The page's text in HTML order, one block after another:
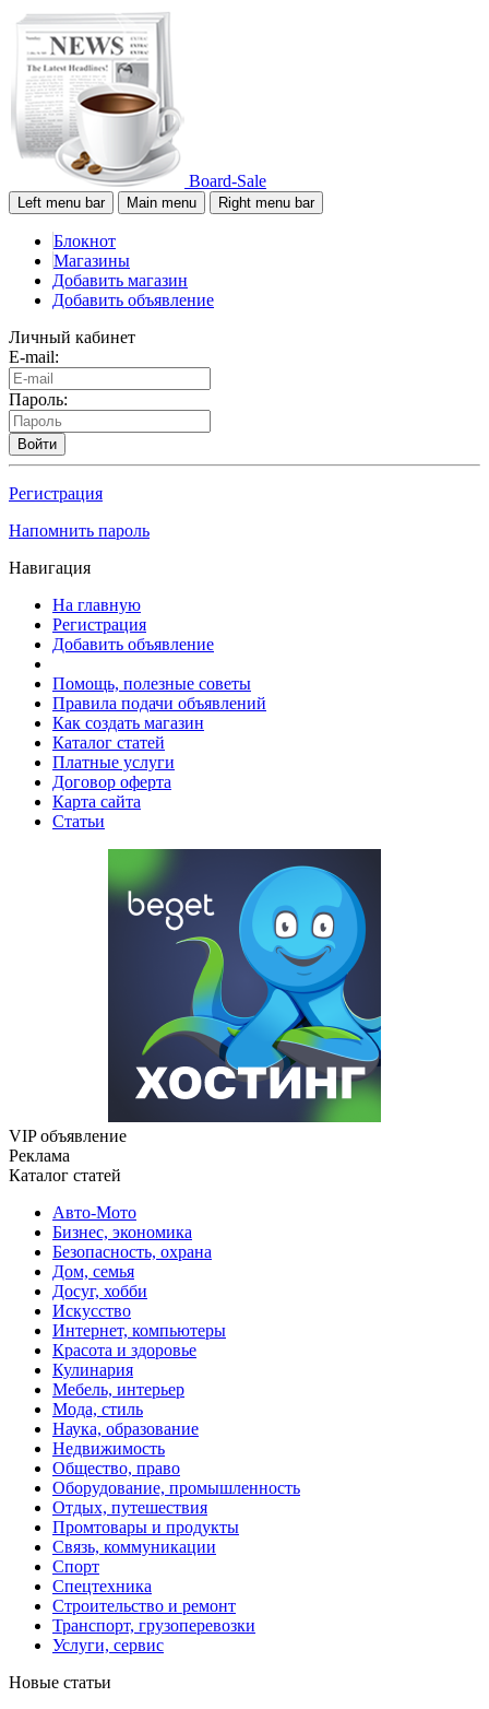
Board-Sale
Left menu bar Main menu Right menu bar
Блокнот
Магазины
Добавить магазин
Добавить объявление
Личный кабинет
E-mail:
Пароль:
Войти
Регистрация
Напомнить пароль
Навигация
На главную
Регистрация
Добавить объявление
Помощь, полезные советы
Правила подачи объявлений
Как создать магазин
Каталог статей
Платные услуги
Договор оферта
Карта сайта
Статьи
VIP объявление
Реклама
Каталог статей
Авто-Мото
Бизнес, экономика
Безопасность, охрана
Дом, семья
Досуг, хобби
Искусство
Интернет, компьютеры
Красота и здоровье
Кулинария
Мебель, интерьер
Мода, стиль
Наука, образование
Недвижимость
Общество, право
Оборудование, промышленность
Отдых, путешествия
Промтовары и продукты
Связь, коммуникации
Спорт
Спецтехника
Строительство и ремонт
Транспорт, грузоперевозки
Услуги, сервис
Новые статьи